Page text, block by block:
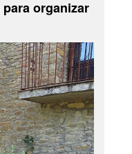
organizar